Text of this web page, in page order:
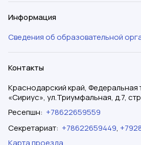
Информация
Сведения об образовательной
Контакты
Краснодарский край, Федеральная
«Сириус», ул.Триумфальная, д.7,
Ресепшн: +78622659559
Секретариат: +78622659449,